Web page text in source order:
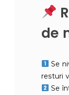
de
Se
resturi
Se